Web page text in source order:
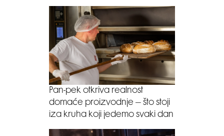
Pan-pek otkriva realnost
domaće proizvodnje – što stoji
iza kruha koji jedemo svaki dan